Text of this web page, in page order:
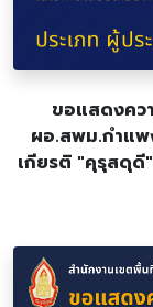
ขอแสดงคว
ผอ.สพม.กำแพ
เกียรติ "คุรุสดุดี